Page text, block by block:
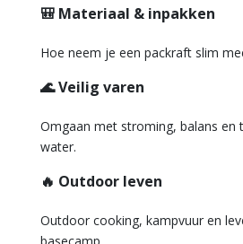
🎒 Materiaal & inpakken
Hoe neem je een packraft slim
🌊 Veilig varen
Omgaan met stroming, balans en
water.
🔥 Outdoor leven
Outdoor cooking, kampvuur en